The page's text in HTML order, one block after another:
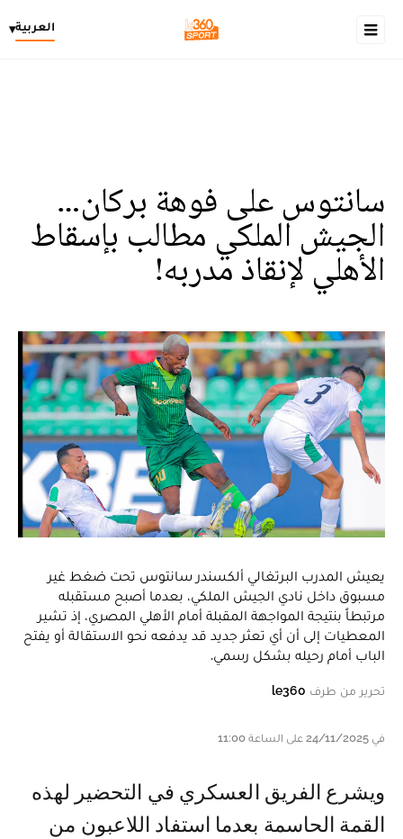
العربية▾
سانتوس على فوهة بركان…
الجيش الملكي مطالب بإسقاط
الأهلي لإنقاذ مدربه!
يعيش المدرب البرتغالي ألكسندر سانتوس تحت ضغط غير
مسبوق داخل نادي الجيش الملكي، بعدما أصبح مستقبله
مرتبطاً بنتيجة المواجهة المقبلة أمام الأهلي المصري، إذ تشير
المعطيات إلى أن أي تعثر جديد قد يدفعه نحو الاستقالة أو يفتح
الباب أمام رحيله بشكل رسمي.
تحرير من طرف le360
في 24/11/2025 على الساعة 11:00
ويشرع الفريق العسكري في التحضير لهذه
القمة الحاسمة بعدما استفاد اللاعبون من